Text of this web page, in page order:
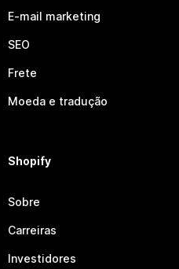
E-mail marketing
SEO
Frete
Moeda e tradução
Shopify
Sobre
Carreiras
Investidores